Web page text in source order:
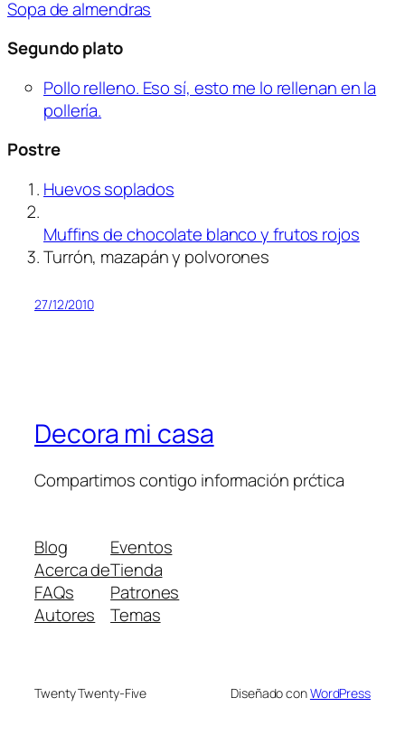
Sopa de almendras
Segundo plato
Pollo relleno. Eso sí, esto me lo rellenan en la
pollería.
Postre
Huevos soplados
Muffins de chocolate blanco y frutos rojos
Turrón, mazapán y polvorones
27/12/2010
Decora mi casa
Compartimos contigo información prćtica
Blog
Acerca de
FAQs
Autores
Eventos
Tienda
Patrones
Temas
Twenty Twenty-Five Diseñado conWordPress